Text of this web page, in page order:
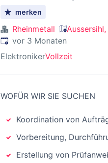
merken
Rheinmetall
Veröffentlicht:
vor 3 Monaten
ElektronikerVollzeit
WOFÜR WIR SIE SUCHEN
Koordination von
Vorbereitung,
Erstellung von